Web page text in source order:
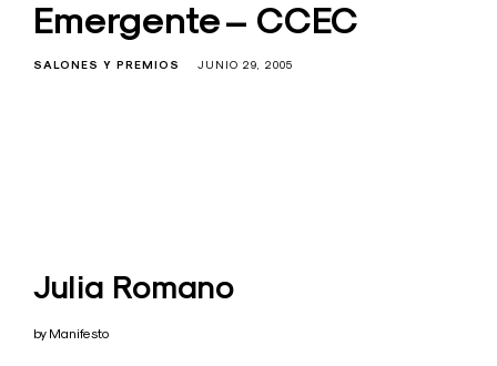
Emergente – CCEC
SALONES Y PREMIOS JUNIO 29, 2005
Julia Romano
by Manifesto